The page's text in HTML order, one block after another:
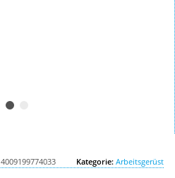
4009199774033 Kategorie: Arbeitsgerüst